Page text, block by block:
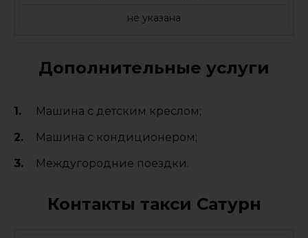
не указана
Дополнительные услуги
Машина с детским креслом;
Машина с кондиционером;
Междугородние поездки.
Контакты такси Сатурн